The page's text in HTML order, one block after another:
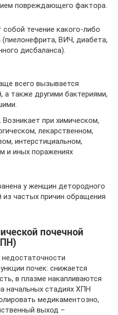
повреждающего фактора.
течение какого-либо
(пиелонефрита, ВИЧ, диабета,
дисбаланса).
всего вызывается
а также другими бактериями,
Возникает при химическом,
лекарственном,
интерстициальном,
и иных поражениях
у женщин детородного
из частых причин обращения
почечной
недостаточности
почек: снижается
в плазме накапливаются
начальных стадиях ХПН
медикаментозно,
выход –